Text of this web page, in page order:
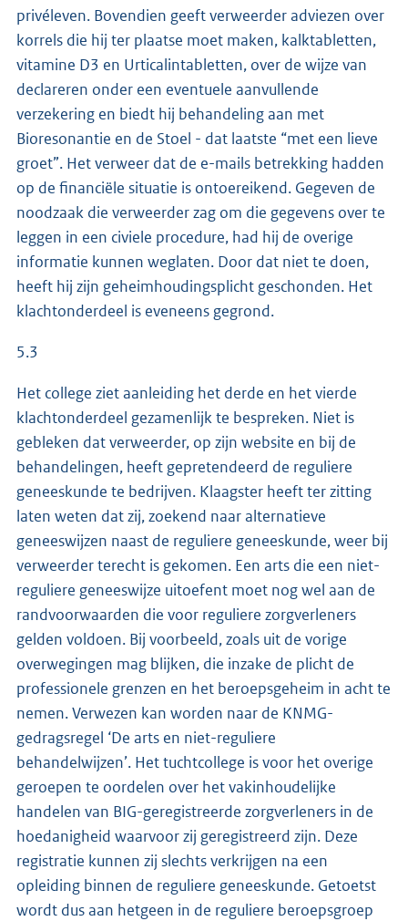
privéleven. Bovendien geeft verweerder adviezen over
korrels die hij ter plaatse moet maken, kalktabletten,
vitamine D3 en Urticalintabletten, over de wijze van
declareren onder een eventuele aanvullende
verzekering en biedt hij behandeling aan met
Bioresonantie en de Stoel - dat laatste “met een lieve
groet”. Het verweer dat de e-mails betrekking hadden
op de financiële situatie is ontoereikend. Gegeven de
noodzaak die verweerder zag om die gegevens over te
leggen in een civiele procedure, had hij de overige
informatie kunnen weglaten. Door dat niet te doen,
heeft hij zijn geheimhoudingsplicht geschonden. Het
klachtonderdeel is eveneens gegrond.
5.3
Het college ziet aanleiding het derde en het vierde
klachtonderdeel gezamenlijk te bespreken. Niet is
gebleken dat verweerder, op zijn website en bij de
behandelingen, heeft gepretendeerd de reguliere
geneeskunde te bedrijven. Klaagster heeft ter zitting
laten weten dat zij, zoekend naar alternatieve
geneeswijzen naast de reguliere geneeskunde, weer bij
verweerder terecht is gekomen. Een arts die een niet-
reguliere geneeswijze uitoefent moet nog wel aan de
randvoorwaarden die voor reguliere zorgverleners
gelden voldoen. Bij voorbeeld, zoals uit de vorige
overwegingen mag blijken, die inzake de plicht de
professionele grenzen en het beroepsgeheim in acht te
nemen. Verwezen kan worden naar de KNMG-
gedragsregel ‘De arts en niet-reguliere
behandelwijzen’. Het tuchtcollege is voor het overige
geroepen te oordelen over het vakinhoudelijke
handelen van BIG-geregistreerde zorgverleners in de
hoedanigheid waarvoor zij geregistreerd zijn. Deze
registratie kunnen zij slechts verkrijgen na een
opleiding binnen de reguliere geneeskunde. Getoetst
wordt dus aan hetgeen in de reguliere beroepsgroep